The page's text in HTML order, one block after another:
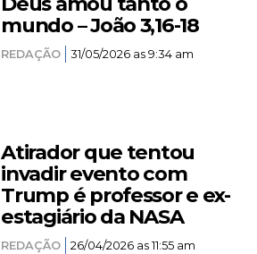
mundo – João 3,16-18
REDAÇÃO 31/05/2026 as 9:34 am
Atirador que tentou
invadir evento com
Trump é professor e ex-
estagiário da NASA
REDAÇÃO 26/04/2026 as 11:55 am